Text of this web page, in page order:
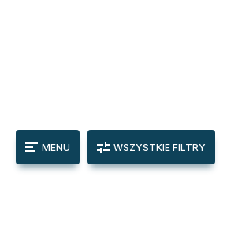
MENU WSZYSTKIE FILTRY